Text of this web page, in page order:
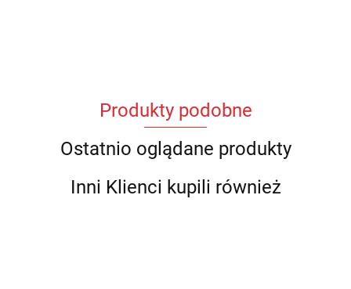
Produkty podobne
Ostatnio oglądane produkty
Inni Klienci kupili również